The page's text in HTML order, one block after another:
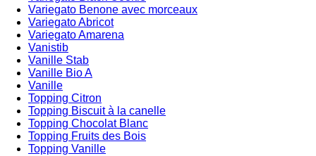
Variegato Benone avec morceaux
Variegato Abricot
Variegato Amarena
Vanistib
Vanille Stab
Vanille Bio A
Vanille
Topping Citron
Topping Biscuit à la canelle
Topping Chocolat Blanc
Topping Fruits des Bois
Topping Vanille